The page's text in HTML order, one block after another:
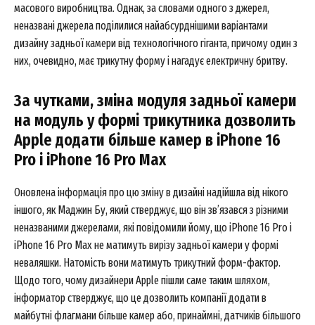
масового виробництва. Однак, за словами одного з джерел,
неназвані джерела поділилися найабсурднішими варіантами
дизайну задньої камери від технологічного гіганта, причому один з
них, очевидно, має трикутну форму і нагадує електричну бритву.
За чутками, зміна модуля задньої камери
на модуль у формі трикутника дозволить
Apple додати більше камер в iPhone 16
Pro і iPhone 16 Pro Max
Оновлена інформація про цю зміну в дизайні надійшла від нікого
іншого, як Маджин Бу, який стверджує, що він зв’язався з різними
неназваними джерелами, які повідомили йому, що iPhone 16 Pro і
iPhone 16 Pro Max не матимуть вирізу задньої камери у формі
неваляшки. Натомість вони матимуть трикутний форм-фактор.
Щодо того, чому дизайнери Apple пішли саме таким шляхом,
інформатор стверджує, що це дозволить компанії додати в
майбутні флагмани більше камер або, принаймні, датчиків більшого